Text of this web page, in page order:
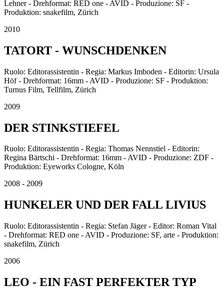
Lehner - Drehformat: RED one - AVID - Produzione: SF -
Produktion: snakefilm, Zürich
2010
TATORT - WUNSCHDENKEN
Ruolo: Editorassistentin - Regia: Markus Imboden - Editorin: Ursula
Höf - Drehformat: 16mm - AVID - Produzione: SF - Produktion:
Turnus Film, Tellfilm, Zürich
2009
DER STINKSTIEFEL
Ruolo: Editorassistentin - Regia: Thomas Nennstiel - Editorin:
Regina Bärtschi - Drehformat: 16mm - AVID - Produzione: ZDF -
Produktion: Eyeworks Cologne, Köln
2008 - 2009
HUNKELER UND DER FALL LIVIUS
Ruolo: Editorassistentin - Regia: Stefan Jäger - Editor: Roman Vital
- Drehformat: RED one - AVID - Produzione: SF, arte - Produktion:
snakefilm, Zürich
2006
LEO - EIN FAST PERFEKTER TYP